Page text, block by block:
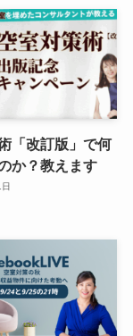
「改訂版」で何
か？教えます